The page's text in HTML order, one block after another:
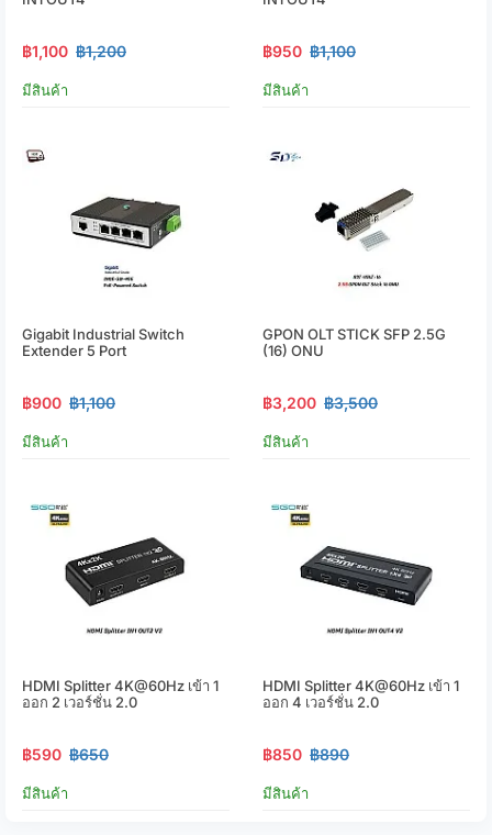
฿1,100 ฿1,200
มีสินค้า
฿950 ฿1,100
มีสินค้า
Gigabit Industrial Switch
Extender 5 Port
฿900 ฿1,100
มีสินค้า
GPON OLT STICK SFP 2.5G
(16) ONU
฿3,200 ฿3,500
มีสินค้า
HDMI Splitter 4K@60Hz เข้า 1
ออก 2 เวอร์ชั่น 2.0
฿590 ฿650
มีสินค้า
HDMI Splitter 4K@60Hz เข้า 1
ออก 4 เวอร์ชั่น 2.0
฿850 ฿890
มีสินค้า